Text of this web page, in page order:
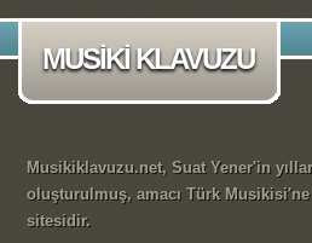
MUSİKİ KLAVUZU
Musikiklavuzu.net, Suat Yener'in
oluşturulmuş, amacı Türk
sitesidir.